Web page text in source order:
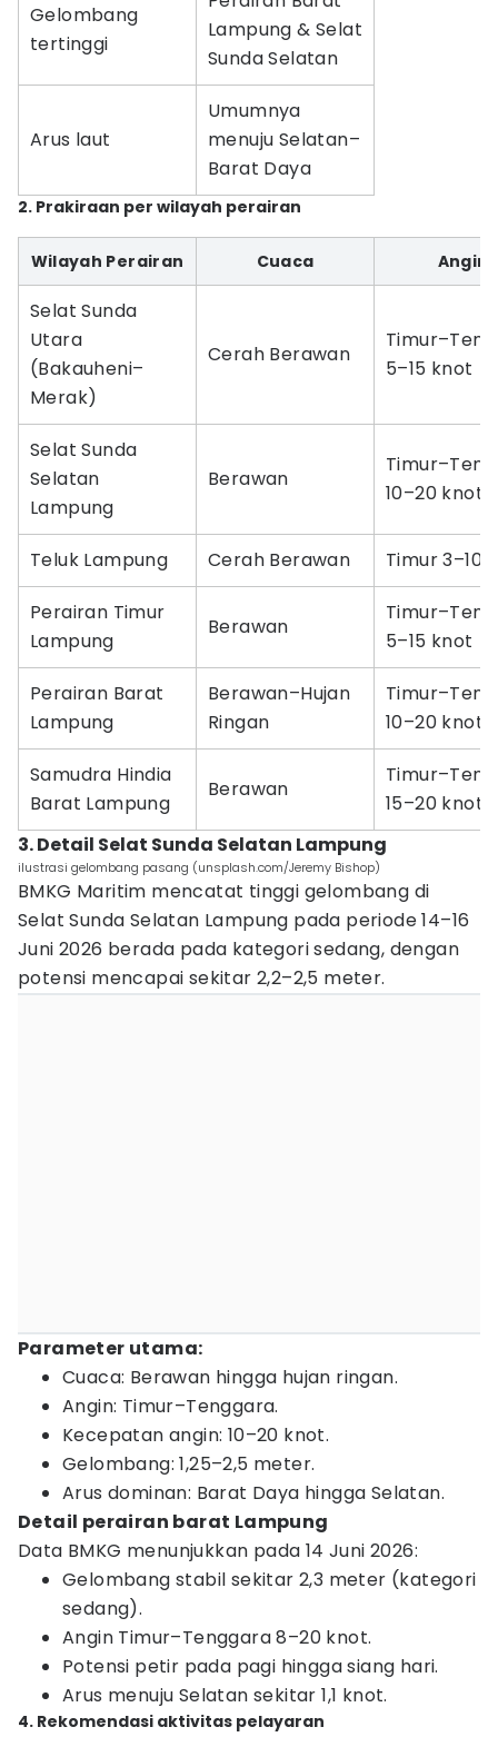
Gelombang
tertinggi
Lampung & Selat
Sunda Selatan
Arus laut
Umumnya
menuju Selatan–
Barat Daya
2. Prakiraan per wilayah perairan
Wilayah Perairan Cuaca Angin
Selat Sunda
Utara
(Bakauheni–
Merak)
Cerah Berawan
5–15 knot
Selat Sunda
Selatan
Lampung
Berawan
10–20 knot
Teluk Lampung Cerah Berawan Timur 3–10
Perairan Timur
Lampung
Berawan
5–15 knot
Perairan Barat
Lampung
Berawan–Hujan
Ringan
10–20 knot
Samudra Hindia
Barat Lampung
Berawan
15–20 knot
3. Detail Selat Sunda Selatan Lampung
ilustrasi gelombang pasang (unsplash.com/Jeremy Bishop)
BMKG Maritim mencatat tinggi gelombang di
Selat Sunda Selatan Lampung pada periode 14–16
Juni 2026 berada pada kategori sedang, dengan
potensi mencapai sekitar 2,2–2,5 meter.
Parameter utama:
Cuaca: Berawan hingga hujan ringan.
Angin: Timur–Tenggara.
Kecepatan angin: 10–20 knot.
Gelombang: 1,25–2,5 meter.
Arus dominan: Barat Daya hingga Selatan.
Detail perairan barat Lampung
Data BMKG menunjukkan pada 14 Juni 2026:
Gelombang stabil sekitar 2,3 meter (kategori
sedang).
Angin Timur–Tenggara 8–20 knot.
Potensi petir pada pagi hingga siang hari.
Arus menuju Selatan sekitar 1,1 knot.
4. Rekomendasi aktivitas pelayaran